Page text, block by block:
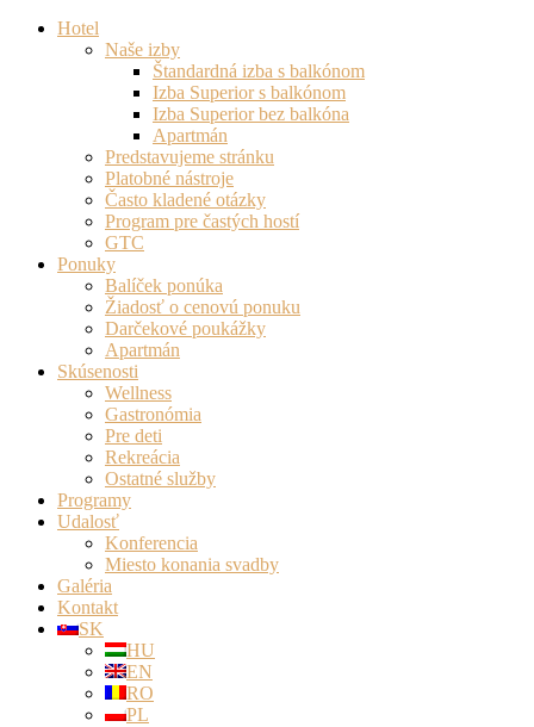
Hotel
Naše izby
Štandardná izba s balkónom
Izba Superior s balkónom
Izba Superior bez balkóna
Apartmán
Predstavujeme stránku
Platobné nástroje
Často kladené otázky
Program pre častých hostí
GTC
Ponuky
Balíček ponúka
Žiadosť o cenovú ponuku
Darčekové poukážky
Apartmán
Skúsenosti
Wellness
Gastronómia
Pre deti
Rekreácia
Ostatné služby
Programy
Udalosť
Konferencia
Miesto konania svadby
Galéria
Kontakt
SK
HU
EN
RO
PL